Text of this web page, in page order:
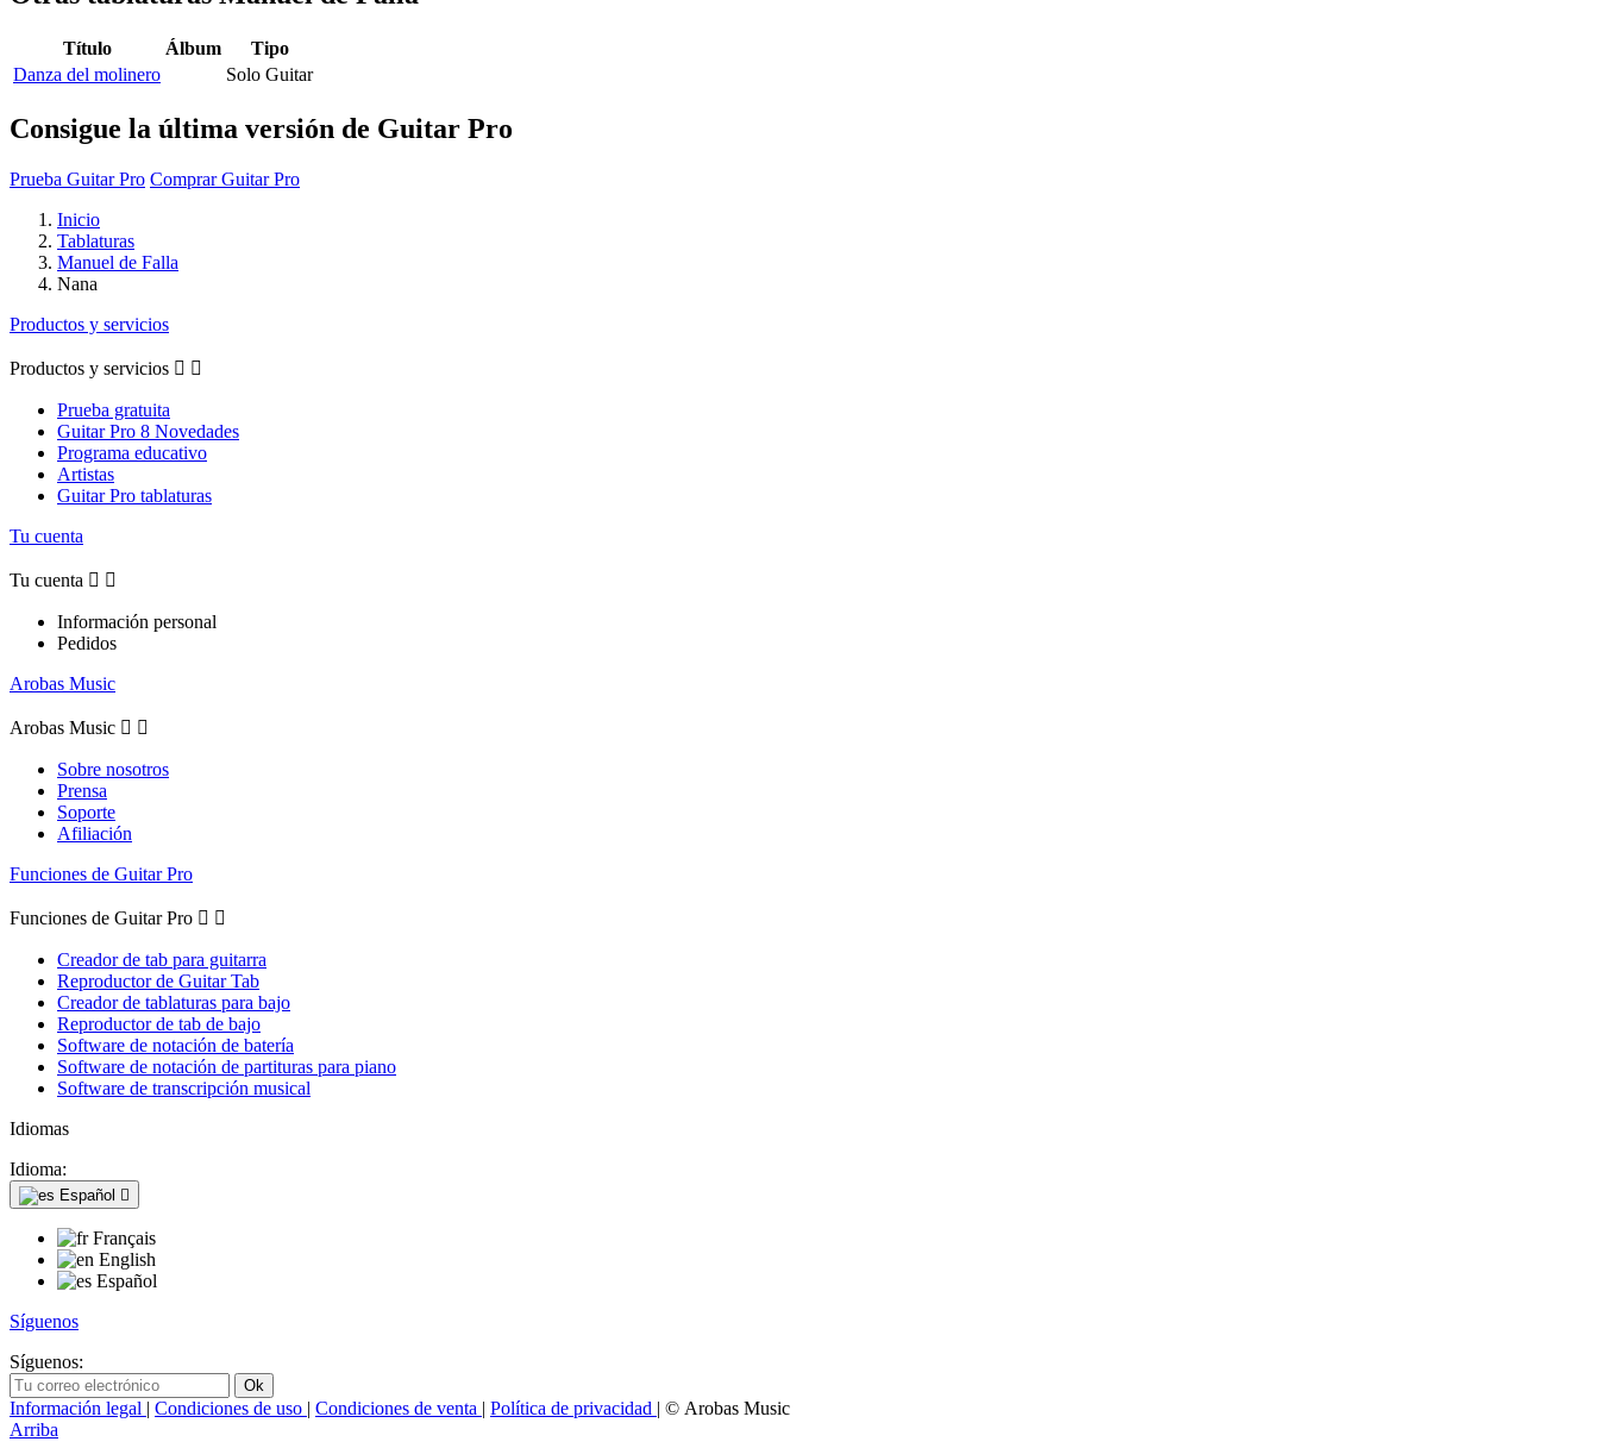
Título Álbum
Tipo
Danza del molinero
Solo Guitar
Consigue la última versión de Guitar Pro
Prueba Guitar Pro Comprar Guitar Pro
Inicio
Tablaturas
Manuel de Falla
Nana
Productos y servicios
Productos y servicios  
Prueba gratuita
Guitar Pro 8 Novedades
Programa educativo
Artistas
Guitar Pro tablaturas
Tu cuenta
Tu cuenta  
Información personal
Pedidos
Arobas Music
Arobas Music  
Sobre nosotros
Prensa
Soporte
Afiliación
Funciones de Guitar Pro
Funciones de Guitar Pro  
Creador de tab para guitarra
Reproductor de Guitar Tab
Creador de tablaturas para bajo
Reproductor de tab de bajo
Software de notación de batería
Software de notación de partituras para piano
Software de transcripción musical
Idiomas
Idioma:
Español 
Français
English
Español
Síguenos
Síguenos:
Información legal | Condiciones de uso | Condiciones de venta | Política de privacidad | © Arobas Music
Arriba